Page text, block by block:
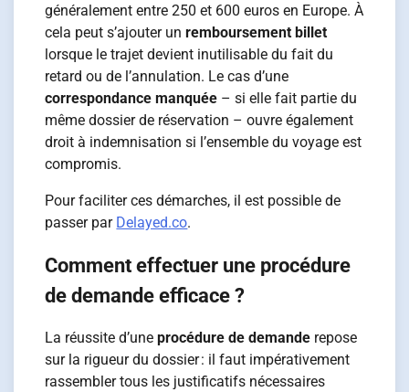
généralement entre 250 et 600 euros en Europe. À
cela peut s’ajouter unremboursement billet
lorsque le trajet devient inutilisable du fait du
retard ou de l’annulation. Le cas d’une
correspondance manquée – si elle fait partie du
même dossier de réservation – ouvre également
droit à indemnisation si l’ensemble du voyage est
compromis.
Pour faciliter ces démarches, il est possible de
passer par Delayed.co.
Comment effectuer une procédure
de demande efficace ?
La réussite d’uneprocédure de demande repose
sur la rigueur du dossier : il faut impérativement
rassembler tous les justificatifs nécessaires